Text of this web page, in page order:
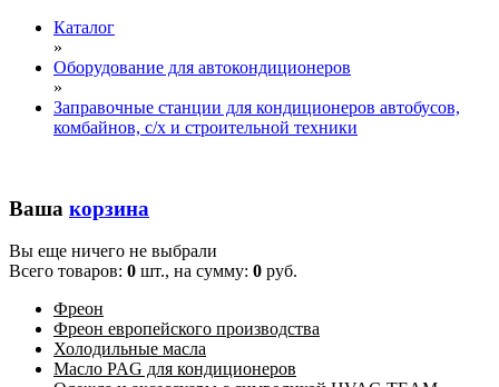
Каталог
»
Оборудование для автокондиционеров
»
Заправочные станции для кондиционеров автобусов,
комбайнов, с/х и строительной техники
Ваша корзина
Вы еще ничего не выбрали
Всего товаров: 0 шт., на сумму: 0 руб.
Фреон
Фреон европейского производства
Холодильные масла
Масло PAG для кондиционеров